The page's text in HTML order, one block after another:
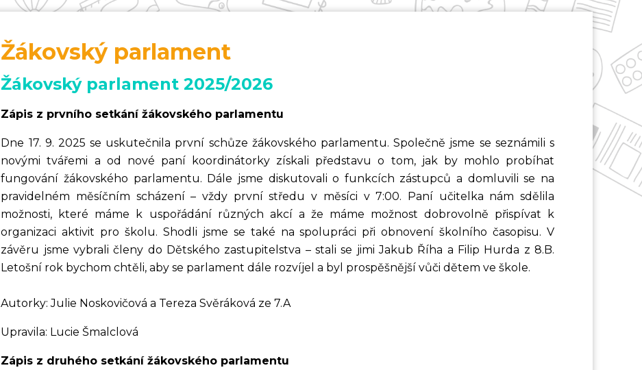
Žákovský parlament
Žákovský parlament 2025/2026
Zápis z prvního setkání žákovského parlamentu
Dne 17. 9. 2025 se uskutečnila první schůze žákovského parlamentu. Společně jsme se seznámili s
novými tvářemi a od nové paní koordinátorky získali představu o tom, jak by mohlo probíhat
fungování žákovského parlamentu. Dále jsme diskutovali o funkcích zástupců a domluvili se na
pravidelném měsíčním scházení – vždy první středu v měsíci v 7:00. Paní učitelka nám sdělila
možnosti, které máme k uspořádání různých akcí a že máme možnost dobrovolně přispívat k
organizaci aktivit pro školu. Shodli jsme se také na spolupráci při obnovení školního časopisu. V
závěru jsme vybrali členy do Dětského zastupitelstva – stali se jimi Jakub Říha a Filip Hurda z 8.B.
Letošní rok bychom chtěli, aby se parlament dále rozvíjel a byl prospěšnější vůči dětem ve škole.
Autorky: Julie Noskovičová a Tereza Svěráková ze 7.A
Upravila: Lucie Šmalclová
Zápis z druhého setkání žákovského parlamentu